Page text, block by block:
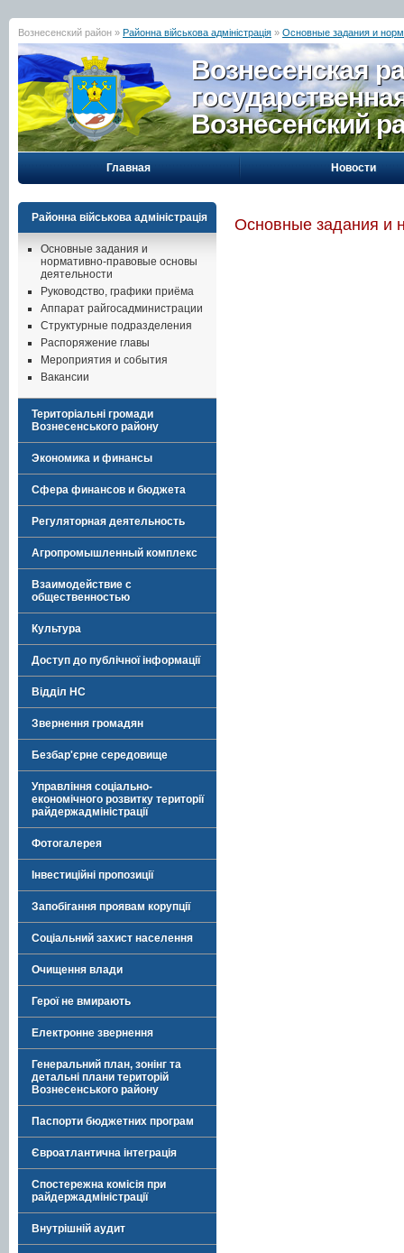
Вознесенский район » Районна військова адміністрація » Основные задания и
Вознесенская
Вознесенский
Главная Новости
Районна військова адміністрація
Основные задания и
нормативно-правовые основы
деятельности
Руководство, графики приёма
Аппарат райгосадминистрации
Структурные подразделения
Распоряжение главы
Мероприятия и события
Вакансии
Територіальні громади
Вознесенського району
Экономика и финансы
Сфера финансов и бюджета
Регуляторная деятельность
Агропромышленный комплекс
Взаимодействие с
общественностью
Культура
Доступ до публічної інформації
Відділ НС
Звернення громадян
Безбар'єрне середовище
Управління соціально-
економічного розвитку території
райдержадміністрації
Фотогалерея
Інвестиційні пропозиції
Запобігання проявам корупції
Соціальний захист населення
Очищення влади
Герої не вмирають
Електронне звернення
Генеральний план, зонінг та
детальні плани територій
Вознесенського району
Паспорти бюджетних програм
Євроатлантична інтеграція
Спостережна комісія при
райдержадміністрації
Внутрішній аудит
Основные задания и